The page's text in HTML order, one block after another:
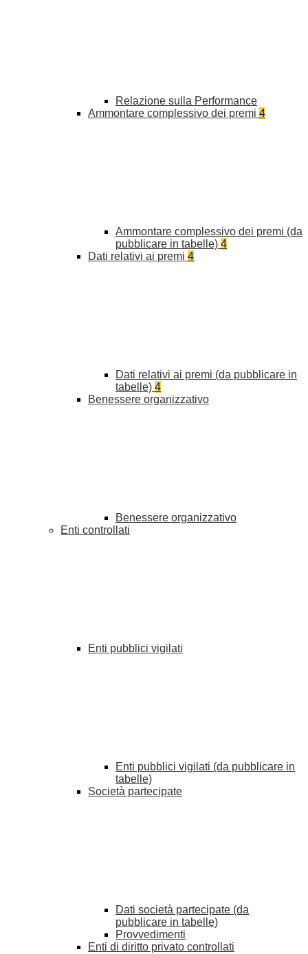
Relazione sulla Performance
Ammontare complessivo dei premi 4
Ammontare complessivo dei premi (da
pubblicare in tabelle) 4
Dati relativi ai premi 4
Dati relativi ai premi (da pubblicare in
tabelle) 4
Benessere organizzativo
Benessere organizzativo
Enti controllati
Enti pubblici vigilati
Enti pubblici vigilati (da pubblicare in
tabelle)
Società partecipate
Dati società partecipate (da
pubblicare in tabelle)
Provvedimenti
Enti di diritto privato controllati